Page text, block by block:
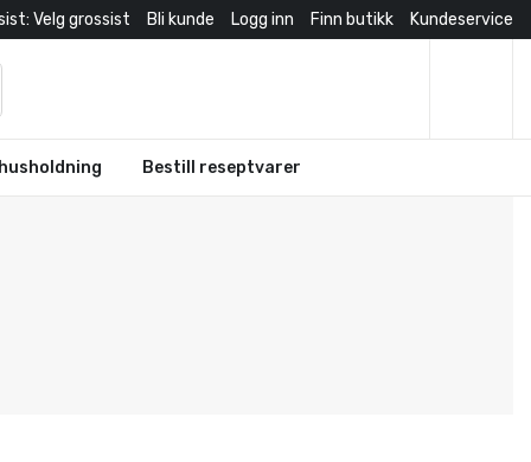
Velg grossist Bli kunde Logg inn Finn butikk Kundeservice
Bestill reseptvarer